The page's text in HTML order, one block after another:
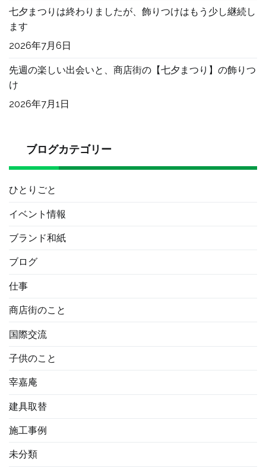
七夕まつりは終わりましたが、飾りつけはもう少し継続し
ます
2026年7月6日
先週の楽しい出会いと、商店街の【七夕まつり】の飾りつ
け
2026年7月1日
ブログカテゴリー
ひとりごと
イベント情報
ブランド和紙
ブログ
仕事
商店街のこと
国際交流
子供のこと
宰嘉庵
建具取替
施工事例
未分類